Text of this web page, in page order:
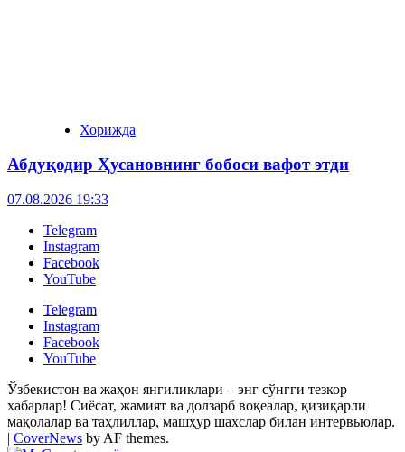
Хорижда
Абдуқодир Ҳусановнинг бобоси вафот этди
07.08.2026 19:33
Telegram
Instagram
Facebook
YouTube
Telegram
Instagram
Facebook
YouTube
Ўзбекистон ва жаҳон янгиликлари – энг сўнгги тезкор
хабарлар! Сиёсат, жамият ва долзарб воқеалар, қизиқарли
мақолалар ва таҳлиллар, машҳур шахслар билан интервьюлар.
| CoverNews by AF themes.